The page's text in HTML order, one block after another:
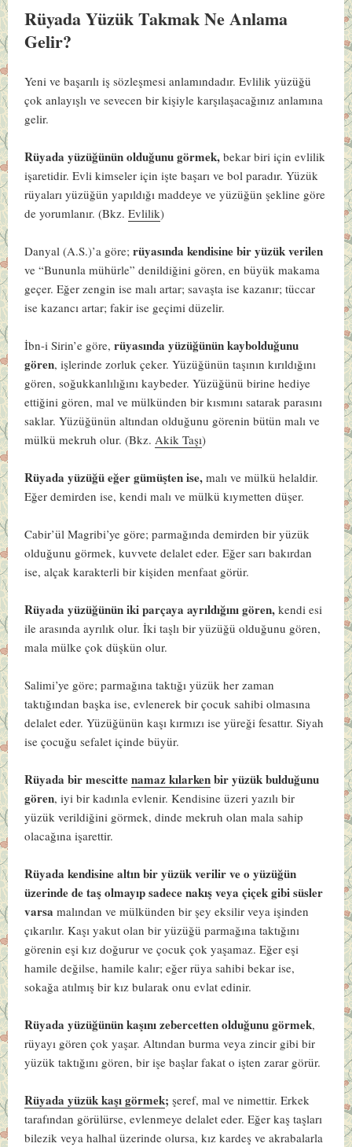
Rüyada Yüzük Takmak Ne Anlama
Gelir?
Yeni ve başarılı iş sözleşmesi anlamındadır. Evlilik yüzüğü
çok anlayışlı ve sevecen bir kişiyle karşılaşacağınız anlamına
gelir.
Rüyada yüzüğünün olduğunu görmek,bekar biri için evlilik
işaretidir. Evli kimseler için işte başarı ve bol paradır. Yüzük
rüyaları yüzüğün yapıldığı maddeye ve yüzüğün şekline göre
de yorumlanır. (Bkz.Evlilik)
Danyal (A.S.)’a göre;rüyasında kendisine bir yüzük verilen
ve “Bununla mühürle” denildiğini gören, en büyük makama
geçer. Eğer zengin ise malı artar; savaşta ise kazanır; tüccar
ise kazancı artar; fakir ise geçimi düzelir.
İbn-i Sirin’e göre,rüyasında yüzüğünün kaybolduğunu
gören, işlerinde zorluk çeker. Yüzüğünün taşının kırıldığını
gören, soğukkanlılığını kaybeder. Yüzüğünü birine hediye
ettiğini gören, mal ve mülkünden bir kısmını satarak parasını
saklar. Yüzüğünün altından olduğunu görenin bütün malı ve
mülkü mekruh olur. (Bkz. Akik Taşı)
Rüyada yüzüğü eğer gümüşten ise,malı ve mülkü helaldir.
Eğer demirden ise, kendi malı ve mülkü kıymetten düşer.
Cabir’ül Magribi’ye göre; parmağında demirden bir yüzük
olduğunu görmek, kuvvete delalet eder. Eğer sarı bakırdan
ise, alçak karakterli bir kişiden menfaat görür.
Rüyada yüzüğünün iki parçaya ayrıldığını gören, kendi esi
ile arasında ayrılık olur. İki taşlı bir yüzüğü olduğunu gören,
mala mülke çok düşkün olur.
Salimi’ye göre; parmağına taktığı yüzük her zaman
taktığından başka ise, evlenerek bir çocuk sahibi olmasına
delalet eder. Yüzüğünün kaşı kırmızı ise yüreği fesattır. Siyah
ise çocuğu sefalet içinde büyür.
Rüyada bir mescittenamaz kılarkenbir yüzük bulduğunu
gören, iyi bir kadınla evlenir. Kendisine üzeri yazılı bir
yüzük verildiğini görmek, dinde mekruh olan mala sahip
olacağına işarettir.
Rüyada kendisine altın bir yüzük verilir ve o yüzüğün
üzerinde de taş olmayıp sadece nakış veya çiçek gibi süsler
varsa malından ve mülkünden bir şey eksilir veya işinden
çıkarılır. Kaşı yakut olan bir yüzüğü parmağına taktığını
görenin eşi kız doğurur ve çocuk çok yaşamaz. Eğer eşi
hamile değilse, hamile kalır; eğer rüya sahibi bekar ise,
sokağa atılmış bir kız bularak onu evlat edinir.
Rüyada yüzüğünün kaşını zebercetten olduğunu görmek,
rüyayı gören çok yaşar. Altından burma veya zincir gibi bir
yüzük taktığını gören, bir işe başlar fakat o işten zarar görür.
Rüyada yüzük kaşı görmek; şeref, mal ve nimettir. Erkek
tarafından görülürse, evlenmeye delalet eder. Eğer kaş taşları
bilezik veya halhal üzerinde olursa, kız kardeş ve akrabalarla